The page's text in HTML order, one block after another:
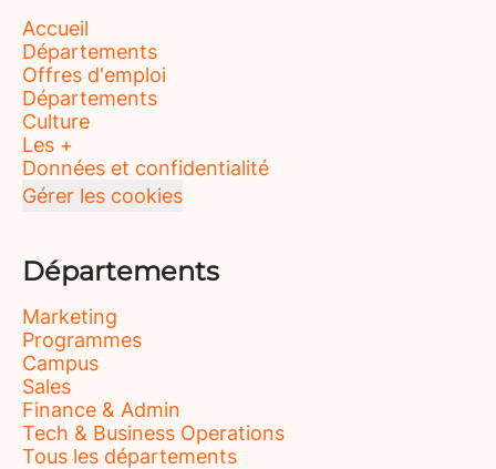
Accueil
Départements
Offres d'emploi
Départements
Culture
Les +
Données et confidentialité
Gérer les cookies
Départements
Marketing
Programmes
Campus
Sales
Finance & Admin
Tech & Business Operations
Tous les départements